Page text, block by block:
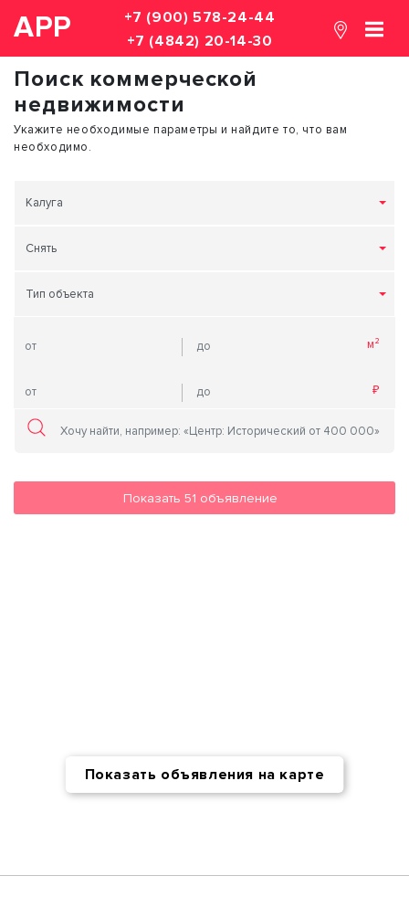
АРР
+7 (900) 578-24-44
+7 (4842) 20-14-30
Поиск коммерческой
недвижимости
Укажите необходимые параметры и найдите то, что вам
необходимо.
Калуга
Снять
Тип объекта
Показать 51 объявление
Показать объявления на карте